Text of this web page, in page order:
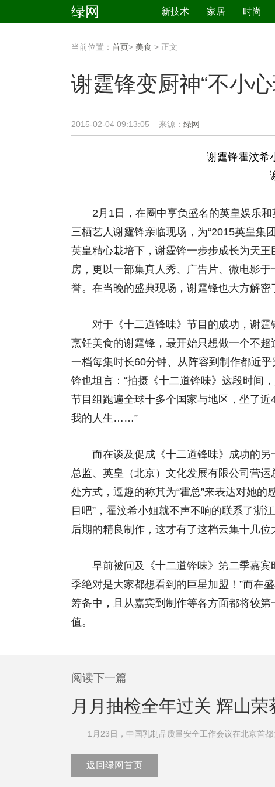
绿网 时尚
家居
新技术
当前位置： 首页> 美食 > 正文
谢霆锋变厨神“不小
2015-02-04 09:13:05 来源： 绿网
谢霆锋霍汶希
2月1日，在圈中享负盛名的英皇娱乐和
三栖艺人谢霆锋亲临现场，为“2015英皇集
英皇精心栽培下，谢霆锋一步步成长为天
房，更以一部集真人秀、广告片、微电影
誉。在当晚的盛典现场，谢霆锋也大方解密
对于《十二道锋味》节目的成功，谢霆
烹饪美食的谢霆锋，最开始只想做一个不
一档每集时长60分钟、从阵容到制作都近
锋也坦言：“拍摄《十二道锋味》这段时间
节目组跑遍全球十多个国家与地区，坐了
我的人生……”
而在谈及促成《十二道锋味》成功的另
总监、英皇（北京）文化发展有限公司营
处方式，逗趣的称其为“霍总”来表达对她
目吧”，霍汶希小姐就不声不响的联系了浙
后期的精良制作，这才有了这档云集十几位
早前被问及《十二道锋味》第二季嘉宾
季绝对是大家都想看到的巨星加盟！”而在
筹备中，且从嘉宾到制作等各方面都将较
值。
阅读下一篇
月月抽检全年过关 辉山荣
1月23日，中国乳制品质量安全工作会议在北京首都
返回绿网首页